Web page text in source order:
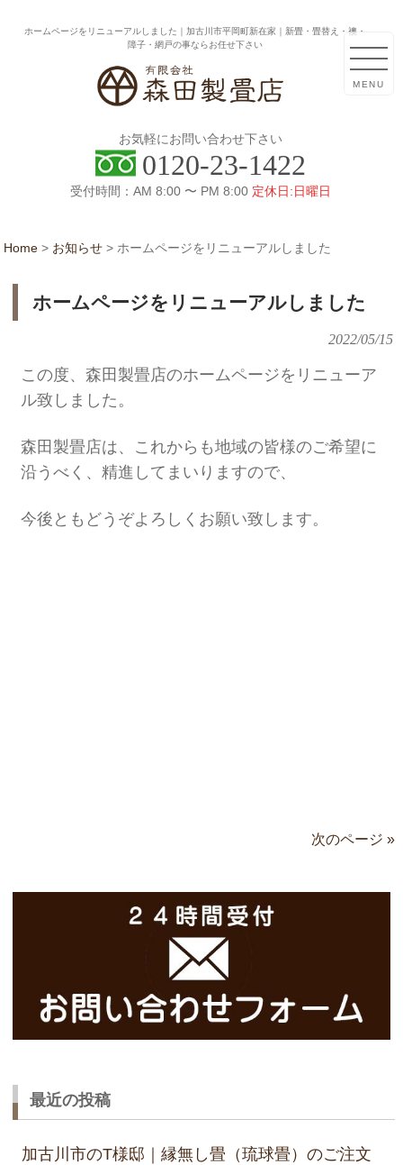
ホームページをリニューアルしました｜加古川市平岡町新在家｜新畳・畳替え・襖・
障子・網戸の事ならお任せ下さい
お気軽にお問い合わせ下さい
0120-23-1422
受付時間：AM 8:00 〜 PM 8:00定休日:日曜日
MENU
Home > お知らせ > ホームページをリニューアルしました
ホームページをリニューアルしました
2022/05/15
この度、森田製畳店のホームページをリニューア
ル致しました。
森田製畳店は、これからも地域の皆様のご希望に
沿うべく、精進してまいりますので、
今後ともどうぞよろしくお願い致します。
次のページ »
最近の投稿
加古川市のT様邸｜縁無し畳（琉球畳）のご注文